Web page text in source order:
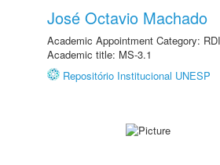
José Octavio Machado
Academic Appointment Category:
Academic title: MS-3.1
Repositório Institucional UNESP